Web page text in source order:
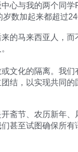
心与我的两个同学
数加起来都超过
的马来西亚人，而
文化的隔离。我们
结，以实现共同的
斋节、农历新年、
甚至试图确保所有